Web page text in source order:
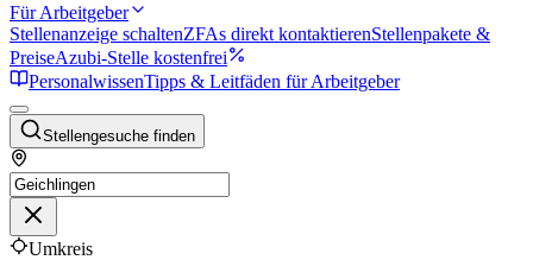
Für Arbeitgeber
Stellenanzeige schaltenZFAs direkt kontaktierenStellenpakete &
PreiseAzubi-Stelle kostenfrei
PersonalwissenTipps & Leitfäden für Arbeitgeber
Stellengesuche finden
Umkreis